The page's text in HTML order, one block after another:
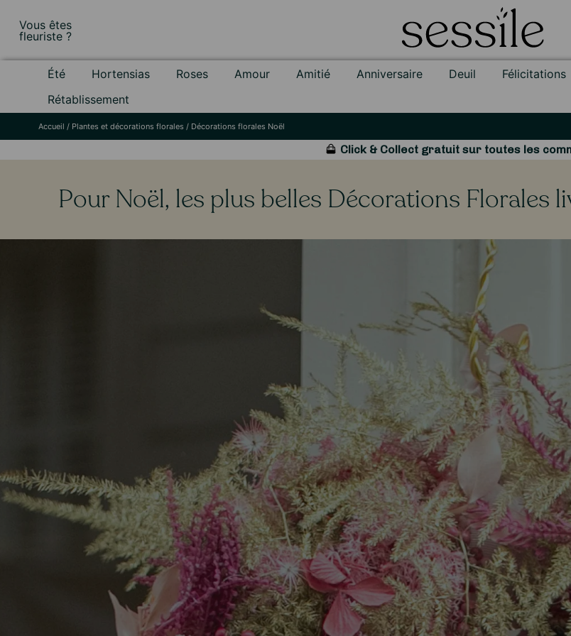
content
Vous êtes
fleuriste ?
Été Hortensias Roses Amour Amitié Anniversaire Deuil Félicitations
Rétablissement
Accueil / Plantes et décorations florales / Décorations florales Noël
Click & Collect gratuit sur toutes les
Pour Noël, les plus belles Décorations Florales